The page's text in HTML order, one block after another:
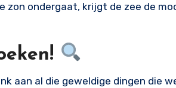
zon ondergaat, krijgt de zee de
aan al die geweldige dingen die